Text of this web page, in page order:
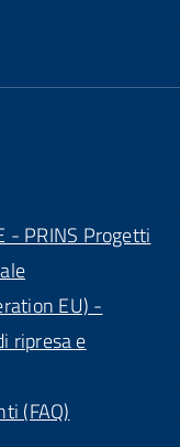
- PRINS Progetti
EU) -
ripresa e
(FAQ)